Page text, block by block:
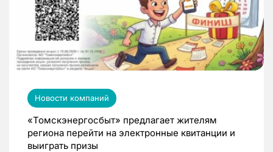
Новости компаний
«Томскэнергосбыт» предлагает жителям
региона перейти на электронные квитанции и
выиграть призы